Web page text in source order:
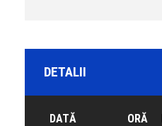
DETALII
DATĂ ORĂ